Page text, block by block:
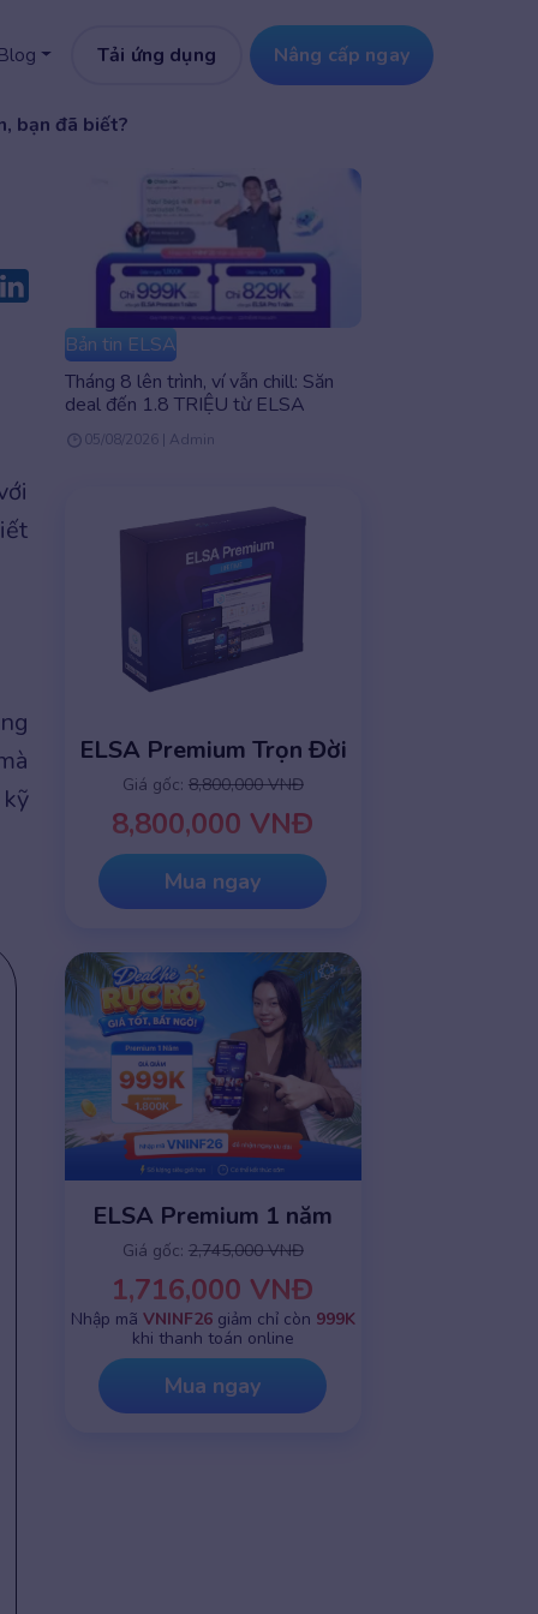
Tải ứng dụng Nâng cấp ngay
bạn đã biết?
Bản tin ELSA
Tháng 8 lên trình, ví vẫn chill: Săn
deal đến 1.8 TRIỆU từ ELSA
05/08/2026 | Admin
ELSA Premium Trọn Đời
Giá gốc: 8,800,000 VNĐ
8,800,000 VNĐ
Mua ngay
ELSA Premium 1 năm
Giá gốc: 2,745,000 VNĐ
1,716,000 VNĐ
Nhập mã VNINF26giảm chỉ còn 999K
khi thanh toán online
Mua ngay